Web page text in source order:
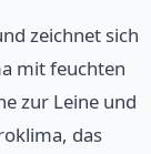
zeichnet sich
mit feuchten
zur Leine und
das